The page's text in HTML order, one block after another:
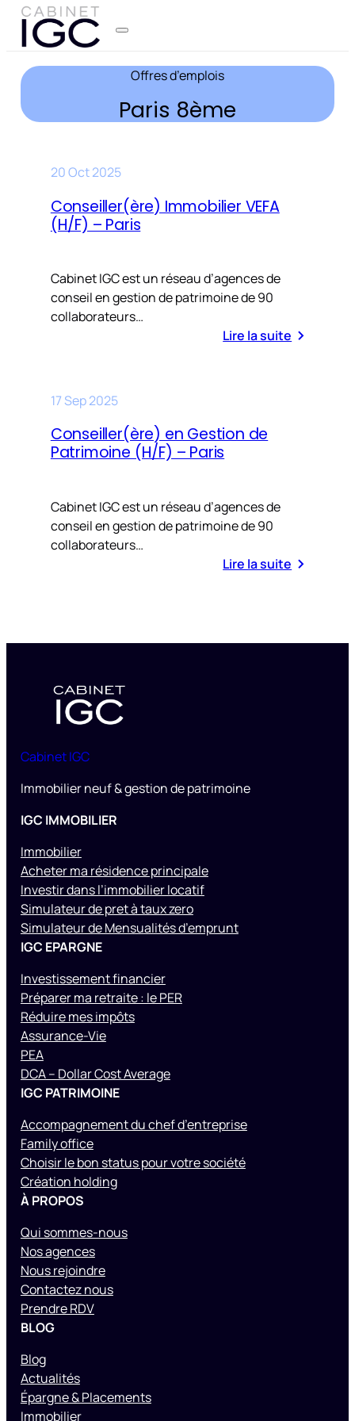
Offres d’emplois
Paris 8ème
20 Oct 2025
Conseiller(ère) Immobilier VEFA
(H/F) – Paris
Cabinet IGC est un réseau d’agences de
conseil en gestion de patrimoine de 90
collaborateurs…
Lire la suite
17 Sep 2025
Conseiller(ère) en Gestion de
Patrimoine (H/F) – Paris
Cabinet IGC est un réseau d’agences de
conseil en gestion de patrimoine de 90
collaborateurs…
Lire la suite
Cabinet IGC
Immobilier neuf & gestion de patrimoine
IGC IMMOBILIER
Immobilier
Acheter ma résidence principale
Investir dans l’immobilier locatif
Simulateur de pret à taux zero
Simulateur de Mensualités d’emprunt
IGC EPARGNE
Investissement financier
Préparer ma retraite : le PER
Réduire mes impôts
Assurance-Vie
PEA
DCA – Dollar Cost Average
IGC PATRIMOINE
Accompagnement du chef d’entreprise
Family office
Choisir le bon status pour votre société
Création holding
À PROPOS
Qui sommes-nous
Nos agences
Nous rejoindre
Contactez nous
Prendre RDV
BLOG
Blog
Actualités
Épargne & Placements
Immobilier